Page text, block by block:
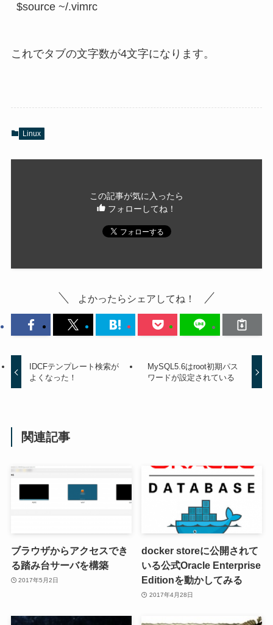
$source ~/.vimrc
これでタブの文字数が4文字になります。
Linux
この記事が気に入ったら
フォローしてね！
よかったらシェアしてね！
IDCFテンプレート検索が
よくなった！
MySQL5.6はroot初期パス
ワードが設定されている
関連記事
ブラウザからアクセスでき
る踏み台サーバを構築
2017年5月2日
docker storeに公開されて
いる公式Oracle Enterprise
Editionを動かしてみる
2017年4月28日